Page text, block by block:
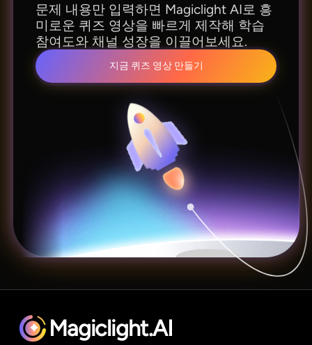
문제 내용만 입력하면 Magiclight AI로 흥
미로운 퀴즈 영상을 빠르게 제작해 학습
참여도와 채널 성장을 이끌어보세요.
지금 퀴즈 영상 만들기
Magiclight.AI